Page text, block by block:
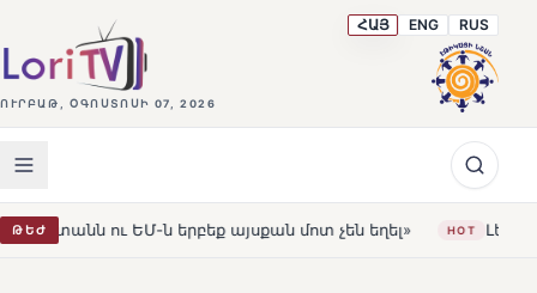
ՈՒՐԲԱԹ, ՕԳՈՍՏՈՍԻ 07, 2026
ՀԱՅ ENG RUS
ԹԵԺ այսքան մոտ չեն եղել» HOT Լեռնահովիտի Սուրբ